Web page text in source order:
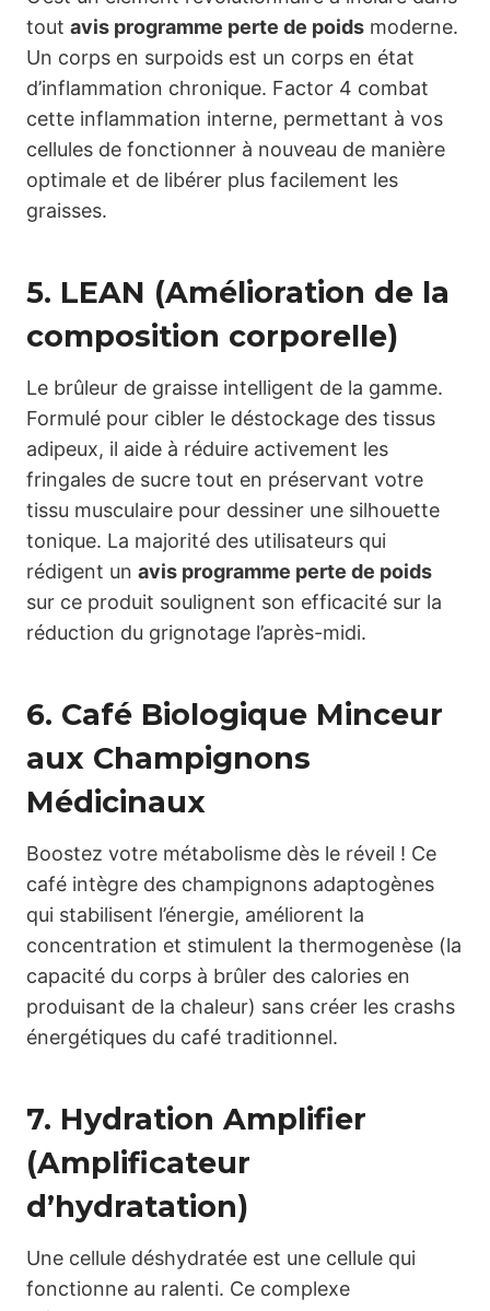
tout avis programme perte de poids moderne.
Un corps en surpoids est un corps en état
d’inflammation chronique. Factor 4 combat
cette inflammation interne, permettant à vos
cellules de fonctionner à nouveau de manière
optimale et de libérer plus facilement les
graisses.
5. LEAN (Amélioration de la
composition corporelle)
Le brûleur de graisse intelligent de la gamme.
Formulé pour cibler le déstockage des tissus
adipeux, il aide à réduire activement les
fringales de sucre tout en préservant votre
tissu musculaire pour dessiner une silhouette
tonique. La majorité des utilisateurs qui
rédigent un avis programme perte de poids
sur ce produit soulignent son efficacité sur la
réduction du grignotage l’après-midi.
6. Café Biologique Minceur
aux Champignons
Médicinaux
Boostez votre métabolisme dès le réveil ! Ce
café intègre des champignons adaptogènes
qui stabilisent l’énergie, améliorent la
concentration et stimulent la thermogenèse (la
capacité du corps à brûler des calories en
produisant de la chaleur) sans créer les crashs
énergétiques du café traditionnel.
7. Hydration Amplifier
(Amplificateur
d’hydratation)
Une cellule déshydratée est une cellule qui
fonctionne au ralenti. Ce complexe